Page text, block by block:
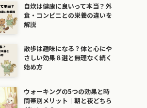
自炊は健康に良いって本当？外
食・コンビニとの栄養の違いを
解説
散歩は趣味になる？体と心にや
さしい効果８選と無理なく続く
始め方
ウォーキングの5つの効果と時
間帯別メリット｜朝と夜どちら